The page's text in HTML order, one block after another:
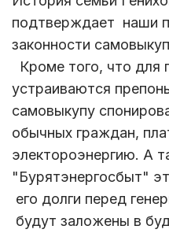
подтверждает наши
законности
Кроме того, что для
устраиваются
самовыкупу
обычных граждан,
электороэнергию. А
"Бурятэнергосбыт"
его долги перед
будут заложены в